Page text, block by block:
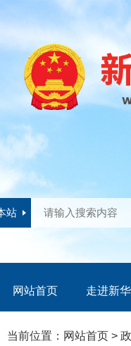
站
网站首页 走进新华
当前位置： 网站首页 >